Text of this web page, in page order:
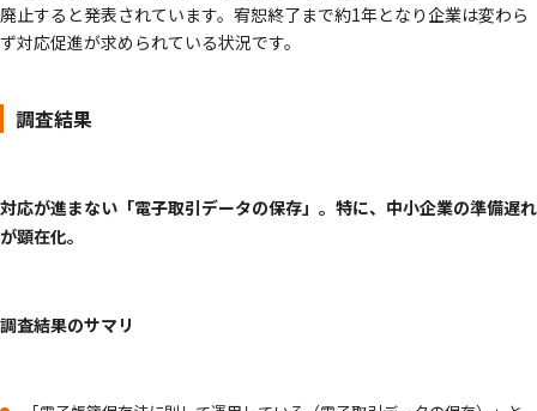
廃止すると発表されています。宥恕終了まで約1年となり企業は変わら
ず対応促進が求められている状況です。
調査結果
対応が進まない「電子取引データの保存」。特に、中小企業の準備遅れ
が顕在化。
調査結果のサマリ